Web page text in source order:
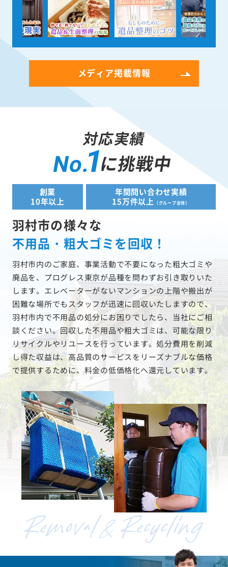
メディア掲載情報
対応実績
No.1に挑戦中
創業
10年以上
年間問い合わせ実績
15万件以上
（グループ全体）
羽村市の様々な
不用品・粗大ゴミを回収！
羽村市内のご家庭、事業活動で不要になった粗大ゴミや
廃品を、プログレス東京が品種を問わずお引き取りいた
します。エレベーターがないマンションの上階や搬出が
困難な場所でもスタッフが迅速に回収いたしますので、
羽村市内で不用品の処分にお困りでしたら、当社にご相
談ください。回収した不用品や粗大ゴミは、可能な限り
リサイクルやリユースを行っています。処分費用を削減
し得た収益は、高品質のサービスをリーズナブルな価格
で提供するために、料金の低価格化へ還元しています。